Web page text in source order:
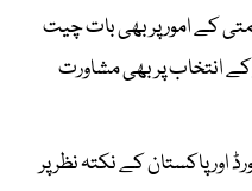
کے امور پر بھی بات چیت
انتخاب پر بھی مشاورت
اور پاکستان کے نکتہ نظر پر